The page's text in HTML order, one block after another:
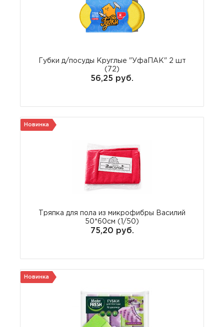
Губки д/посуды Круглые "УфаПАК" 2 шт
(72)
56,25 руб.
Тряпка для пола из микрофибры Василий
50*60см (1/50)
75,20 руб.
Новинка
Новинка